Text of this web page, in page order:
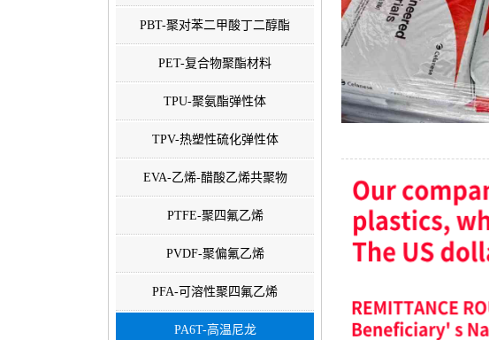
PBT-聚对苯二甲酸丁二醇酯
PET-复合物聚酯材料
TPU-聚氨酯弹性体
TPV-热塑性硫化弹性体
EVA-乙烯-醋酸乙烯共聚物
PTFE-聚四氟乙烯
PVDF-聚偏氟乙烯
PFA-可溶性聚四氟乙烯
PA6T-高温尼龙